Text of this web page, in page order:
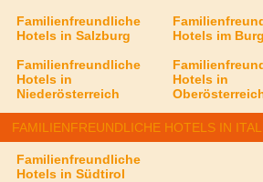
Familienfreundliche
Hotels in Salzburg
Hotels im
Familienfreundliche
Hotels in
Niederösterreich
Hotels in
FAMILIENFREUNDLICHE HOTELS IN
Familienfreundliche
Hotels in Südtirol